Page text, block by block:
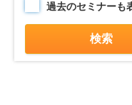
過去のセミナーも